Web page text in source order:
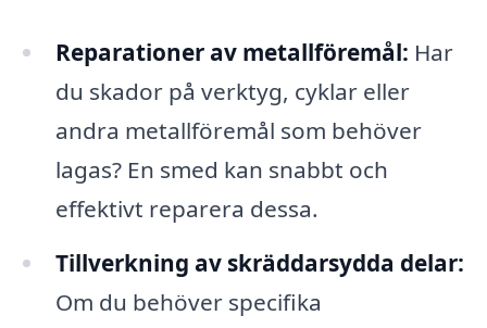
Reparationer av metallföremål: Har
du skador på verktyg, cyklar eller
andra metallföremål som behöver
lagas? En smed kan snabbt och
effektivt reparera dessa.
Tillverkning av skräddarsydda delar:
Om du behöver specifika